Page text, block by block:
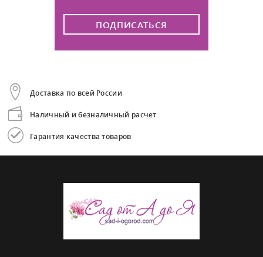
ПОДПИСАТЬСЯ
Доставка по всей России
Наличный и безналичный расчет
Гарантия качества товаров